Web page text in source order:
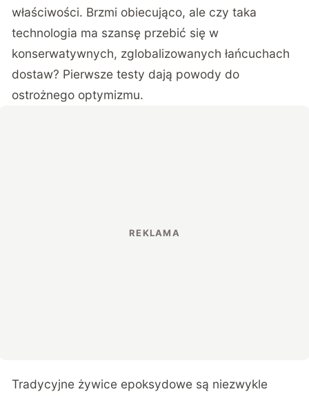
właściwości. Brzmi obiecująco, ale czy taka
technologia ma szansę przebić się w
konserwatywnych, zglobalizowanych łańcuchach
dostaw? Pierwsze testy dają powody do
ostrożnego optymizmu.
Tradycyjne żywice epoksydowe są niezwykle